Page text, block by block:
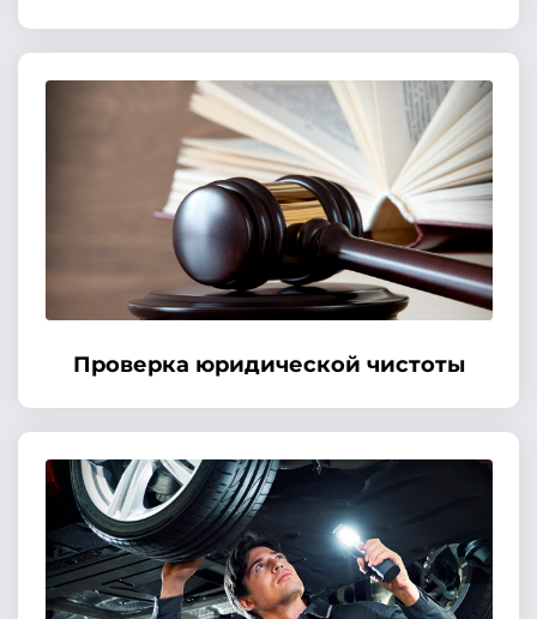
Проверка юридической чистоты